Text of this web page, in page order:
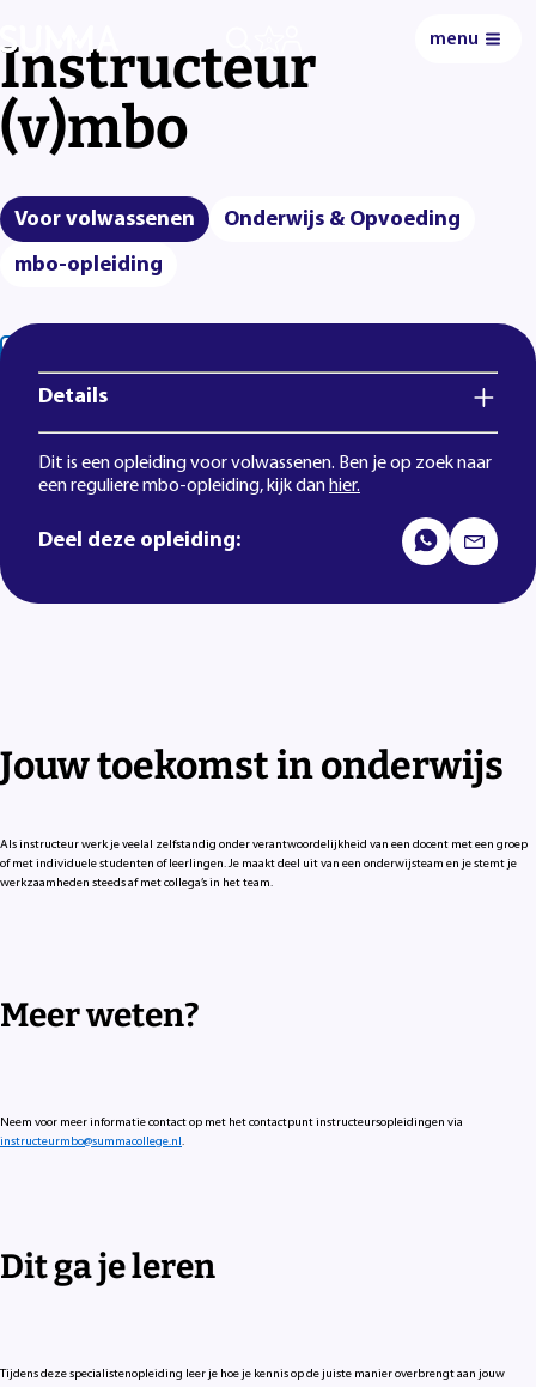
menu
Instructeur
(v)mbo
Voor volwassenen
Onderwijs & Opvoeding
mbo-opleiding
Jouw toekomst in onderwijs
Als instructeur werk je veelal zelfstandig onder verantwoordelijkheid van een docent met een groep
of met individuele studenten of leerlingen. Je maakt deel uit van een onderwijsteam en je stemt je
werkzaamheden steeds af met collega’s in het team.
Meer weten?
Neem voor meer informatie contact op met het contactpunt instructeursopleidingen via
instructeurmbo@summacollege.nl.
Dit ga je leren
Tijdens deze specialistenopleiding leer je hoe je kennis op de juiste manier overbrengt aan jouw
Details
Dit is een opleiding voor volwassenen. Ben je op zoek naar
een reguliere mbo-opleiding, kijk danhier.
Deel deze opleiding: